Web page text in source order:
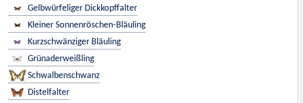
Gelbwürfeliger Dickkopffalter
Kleiner Sonnenröschen-Bläuling
Kurzschwänziger Bläuling
Grünaderweißling
Schwalbenschwanz
Distelfalter